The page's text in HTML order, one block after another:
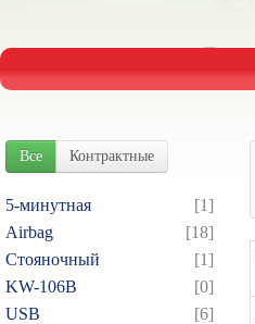
Все Контрактные
5-минутная
[1]
Airbag
[18]
Cтояночный
[1]
KW-106B
[0]
USB
[6]